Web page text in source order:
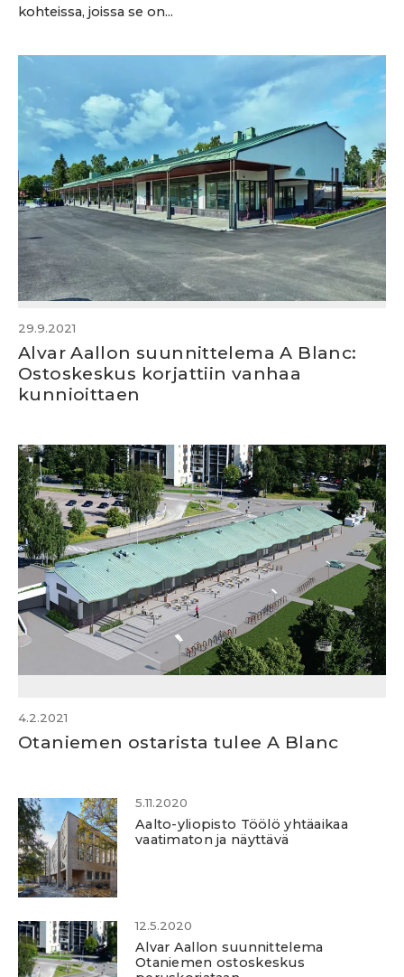
kohteissa, joissa se on...
29.9.2021
Alvar Aallon suunnittelema A Blanc:
Ostoskeskus korjattiin vanhaa
kunnioittaen
4.2.2021
Otaniemen ostarista tulee A Blanc
5.11.2020
Aalto-yliopisto Töölö yhtäaikaa
vaatimaton ja näyttävä
12.5.2020
Alvar Aallon suunnittelema
Otaniemen ostoskeskus